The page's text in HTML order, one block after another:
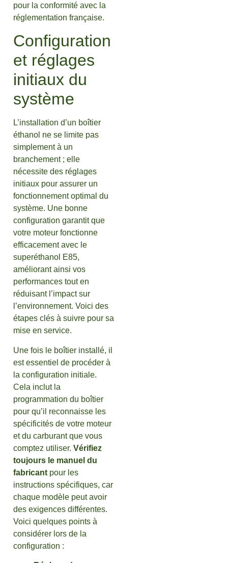
pour la conformité avec la
réglementation française.
Configuration
et réglages
initiaux du
système
L’installation d’un boîtier
éthanol ne se limite pas
simplement à un
branchement ; elle
nécessite des réglages
initiaux pour assurer un
fonctionnement optimal du
système. Une bonne
configuration garantit que
votre moteur fonctionne
efficacement avec le
superéthanol E85,
améliorant ainsi vos
performances tout en
réduisant l’impact sur
l’environnement. Voici des
étapes clés à suivre pour sa
mise en service.
Une fois le boîtier installé, il
est essentiel de procéder à
la configuration initiale.
Cela inclut la
programmation du boîtier
pour qu’il reconnaisse les
spécificités de votre moteur
et du carburant que vous
comptez utiliser. Vérifiez
toujours le manuel du
fabricant pour les
instructions spécifiques, car
chaque modèle peut avoir
des exigences différentes.
Voici quelques points à
considérer lors de la
configuration :